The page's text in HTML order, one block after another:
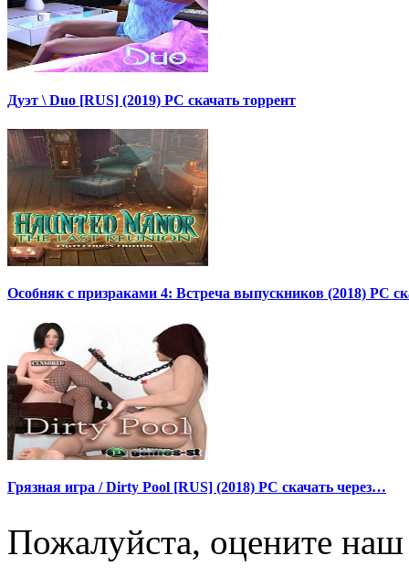
Дуэт \ Duo [RUS] (2019) PC скачать торрент
Особняк с призраками 4: Встреча выпускников (2018) PC
Грязная игра / Dirty Pool [RUS] (2018) PC скачать через…
Пожалуйста, оцените наш